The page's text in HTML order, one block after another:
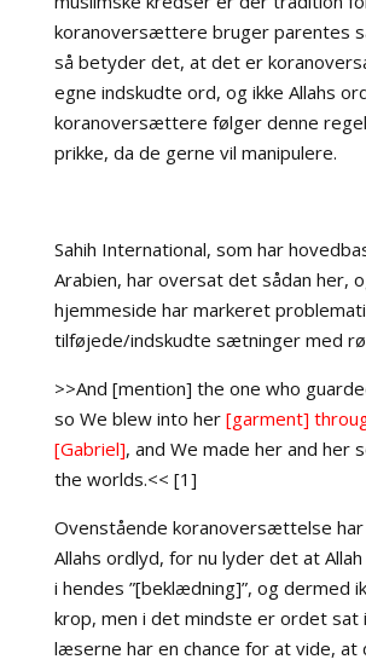
koranoversættere bruger parentes
så betyder det, at det er
egne indskudte ord, og ikke Allahs
koranoversættere følger denne
prikke, da de gerne vil manipulere.
Sahih International, som har
Arabien, har oversat det sådan her,
hjemmeside har markeret
tilføjede/indskudte sætninger med
>>And [mention] the one who
so We blew into her [garment]
[Gabriel], and We made her and her
the worlds.<< [1]
Ovenstående koranoversættelse
Allahs ordlyd, for nu lyder det at
i hendes ”[beklædning]”, og dermed
krop, men i det mindste er ordet sat
læserne har en chance for at vide, at